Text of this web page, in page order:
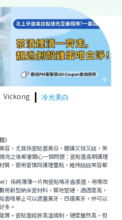
Vickong 冷光美白
》
，尤其係瓷貼面美白，聽講又快又靓，笑
完之後都會關心一個問題：瓷貼面長期護理
質、使用習慣同護理重點，維持靓靓笑容都
係將薄薄一片陶瓷貼喺牙齒表面，用嚟改
用新型納米瓷材料，質地堅硬、通透度高，
面唔單止可以遮蓋黃牙、四環素牙，仲可以
多。
。瓷貼面經曆高溫燒制，硬度雖然高，但